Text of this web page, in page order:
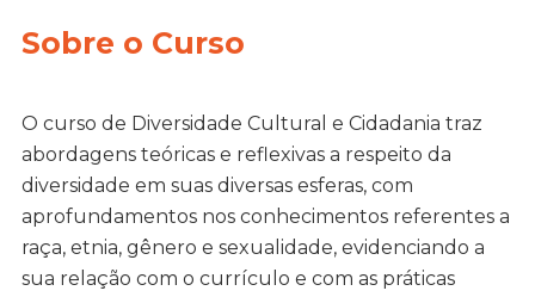
Sobre o Curso
O curso de Diversidade Cultural e Cidadania traz
abordagens teóricas e reflexivas a respeito da
diversidade em suas diversas esferas, com
aprofundamentos nos conhecimentos referentes a
raça, etnia, gênero e sexualidade, evidenciando a
sua relação com o currículo e com as práticas